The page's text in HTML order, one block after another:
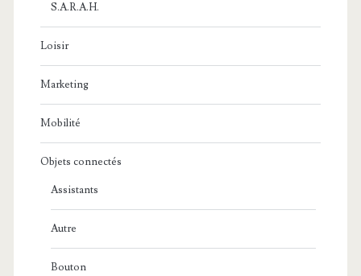
S.A.R.A.H.
Loisir
Marketing
Mobilité
Objets connectés
Assistants
Autre
Bouton